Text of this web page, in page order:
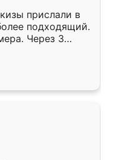
прислали в
подходящий.
Через 3
Остались
Ренессанс